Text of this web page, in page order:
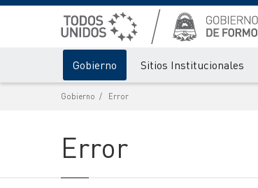
Gobierno Sitios Institucionales
Gobierno Error
Error